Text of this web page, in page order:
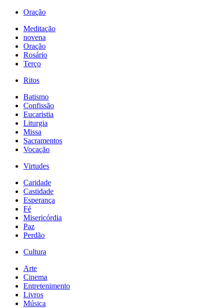
Oração
Meditação
novena
Oração
Rosário
Terço
Ritos
Batismo
Confissão
Eucaristia
Liturgia
Missa
Sacramentos
Vocação
Virtudes
Caridade
Castidade
Esperança
Fé
Misericórdia
Paz
Perdão
Cultura
Arte
Cinema
Entretenimento
Livros
Música